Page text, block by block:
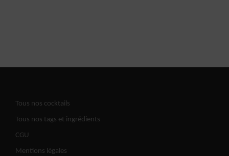
Tous nos cocktails
Tous nos tags et ingrédients
CGU
Mentions légales